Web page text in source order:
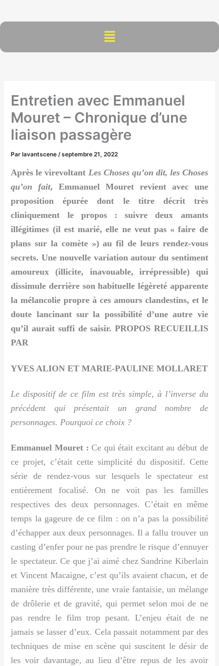
contenu
Menu
Entretien avec Emmanuel
Mouret – Chronique d’une
liaison passagère
Parlavantscene /septembre 21, 2022
Après le virevoltant Les Choses qu’on dit, les Choses
qu’on fait, Emmanuel Mouret revient avec une
proposition épurée dont le titre décrit très
cliniquement le propos : suivre deux amants
illégitimes (il est marié, elle ne veut pas « faire de
plans sur la comète ») au fil de leurs rendez-vous
secrets. Une nouvelle variation autour du sentiment
amoureux (illicite, inavouable, irrépressible) qui
dissimule derrière son habituelle légèreté apparente
la mélancolie propre à ces amours clandestins, et le
doute lancinant sur la possibilité d’une autre vie
qu’il aurait suffi de saisir. PROPOS RECUEILLIS
PAR
YVES ALION ET MARIE-PAULINE MOLLARET
Le dispositif de ce film est très simple, à l’inverse du
précédent qui présentait un grand nombre de
personnages. Pourquoi ce choix ?
Emmanuel Mouret :Ce qui était excitant au début de
ce projet, c’était cette simplicité du dispositif. Cette
série de rendez-vous sur lesquels le spectateur est
entièrement focalisé. On ne voit pas les familles
respectives des deux personnages. C’était en même
temps la gageure de ce film : on n’a pas la possibilité
d’échapper aux deux personnages. Il a fallu trouver un
casting d’enfer pour ne pas prendre le risque d’ennuyer
le spectateur. Ce que j’ai aimé chez Sandrine Kiberlain
et Vincent Macaigne, c’est qu’ils avaient chacun, et de
manière très différente, une vraie fantaisie, un mélange
de drôlerie et de gravité, qui permet selon moi de ne
pas rendre le film trop pesant. L’enjeu était de ne
jamais se lasser d’eux. Cela passait notamment par des
techniques de mise en scène qui suscitent le désir de
les voir davantage, au lieu d’être repus de les avoir